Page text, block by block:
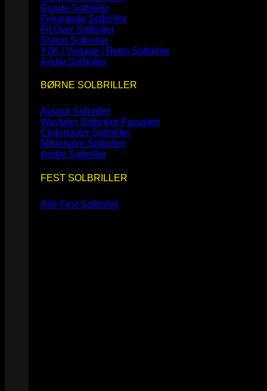
Runde Solbriller
Firkantede Solbriller
Fit Over Solbriller
Shield Solbriller
Y2K / Vintage / Retro Solbriller
Andre Solbriller
BØRNE SOLBRILLER
Aviator Solbriller
Wayfarer Solbriller
Clubmaster Solbriller
Millionaire Solbriller
Andre Solbriller
FEST SOLBRILLER
Alle Fest Solbriller